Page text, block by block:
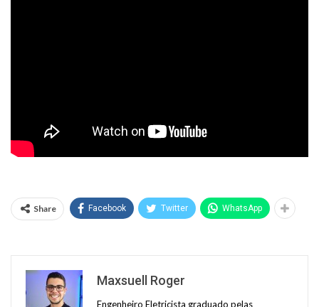
Share Facebook Twitter WhatsApp
Maxsuell Roger
Engenheiro Eletricista graduado pelas